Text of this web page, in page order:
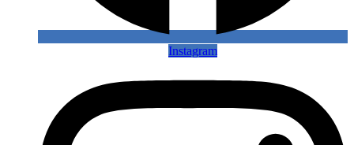
Instagram